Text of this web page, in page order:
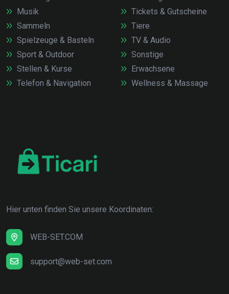
Musik
Sammeln
Spielzeuge & Basteln
Sport & Outdoor
Stellen & Kurse
Telefon & Navigation
Tickets & Gutscheine
Tiere
TV & Audio
Sonstige
Erwachsene
Wellness & Massage
Hier unten finden Sie unsere Koordinaten:
WEB-SET.COM
support@web-set.com